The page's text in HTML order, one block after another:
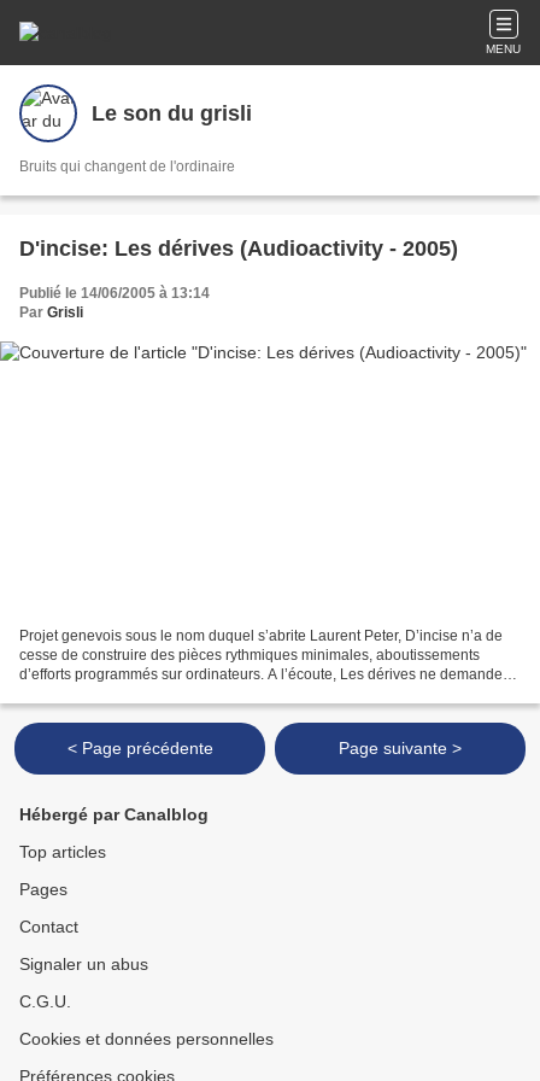
MENU
Le son du grisli
Bruits qui changent de l'ordinaire
D'incise: Les dérives (Audioactivity - 2005)
Publié le 14/06/2005 à 13:14
Par Grisli
Projet genevois sous le nom duquel s’abrite Laurent Peter, D’incise n’a de
cesse de construire des pièces rythmiques minimales, aboutissements
d’efforts programmés sur ordinateurs. A l’écoute, Les dérives ne demandent
< Page précédente Page suivante >
Hébergé par Canalblog
Top articles
Pages
Contact
Signaler un abus
C.G.U.
Cookies et données personnelles
Préférences cookies